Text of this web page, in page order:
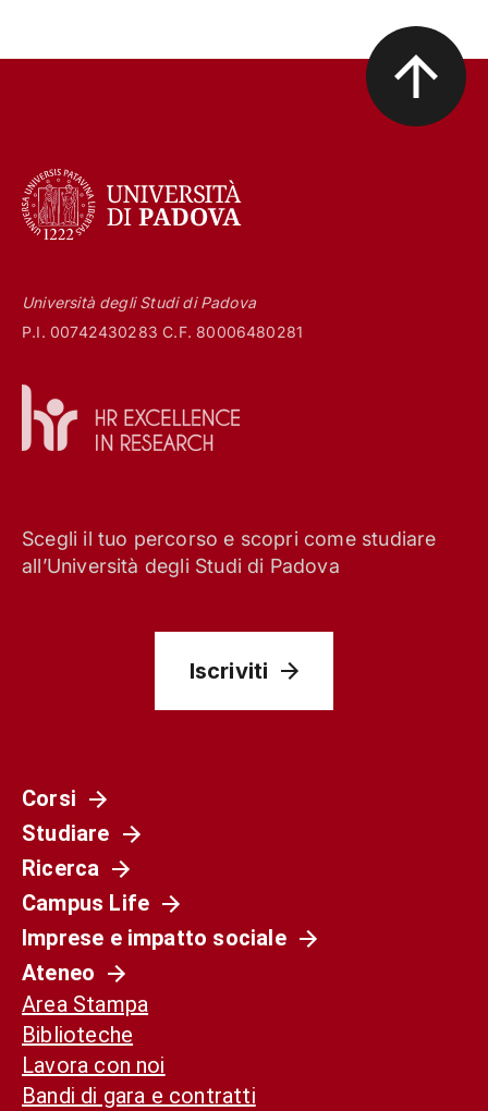
Università degli Studi di Padova
P.I. 00742430283 C.F. 80006480281
Scegli il tuo percorso e scopri come studiare
all’Università degli Studi di Padova
Iscriviti
Corsi
Studiare
Ricerca
Campus Life
Imprese e impatto sociale
Ateneo
Area Stampa
Biblioteche
Lavora con noi
Bandi di gara e contratti